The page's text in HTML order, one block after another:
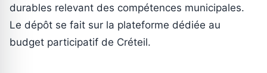
durables relevant des compétences municipales.
Le dépôt se fait sur la plateforme dédiée au
budget participatif de Créteil.